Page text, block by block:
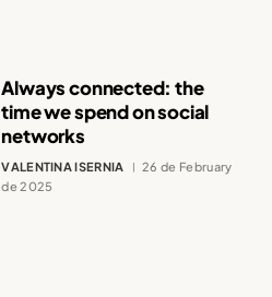
Always connected: the
time we spend on social
networks
VALENTINA ISERNIA
26 de February
de 2025